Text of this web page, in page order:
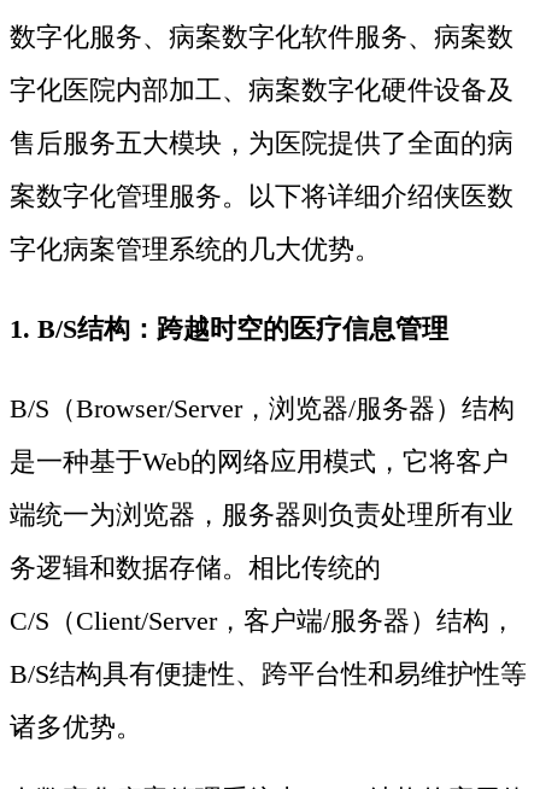
数字化服务、病案数字化软件服务、病案数
字化医院内部加工、病案数字化硬件设备及
售后服务五大模块，为医院提供了全面的病
案数字化管理服务。以下将详细介绍侠医数
字化病案管理系统的几大优势。
1. B/S结构：跨越时空的医疗信息管理
B/S（Browser/Server，浏览器/服务器）结构
是一种基于Web的网络应用模式，它将客户
端统一为浏览器，服务器则负责处理所有业
务逻辑和数据存储。相比传统的
C/S（Client/Server，客户端/服务器）结构，
B/S结构具有便捷性、跨平台性和易维护性等
诸多优势。